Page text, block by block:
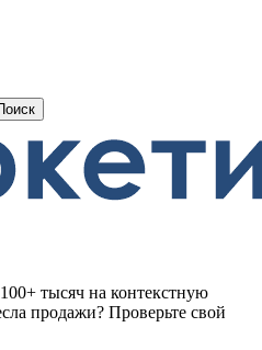
тысяч на контекстную
продажи? Проверьте свой